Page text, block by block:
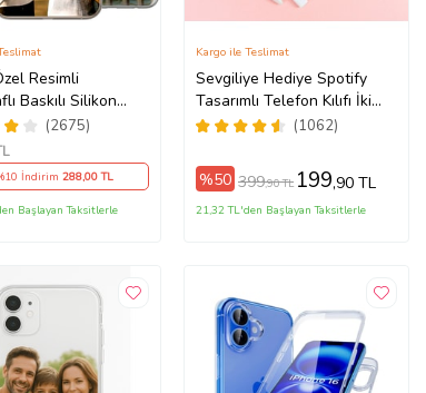
16/16e/16Plus/16Pro/16ProMax/17/17Air/17Pro/17ProMax
Resimli
Baskılı Silikon
Kapak Kılıf
Modelleri
(2675)
İndirim 288,00 TL
Başlayan Taksitlerle
Sevgiliye Hediye Spotify
Tasarımlı Telefon Kılıfı İki
Anahtarlık Hediyeli
(1062)
Kargo ile Teslimat
%50 399,90 TL 199,90 TL
21,32 TL'den Başlayan Taksitlerle